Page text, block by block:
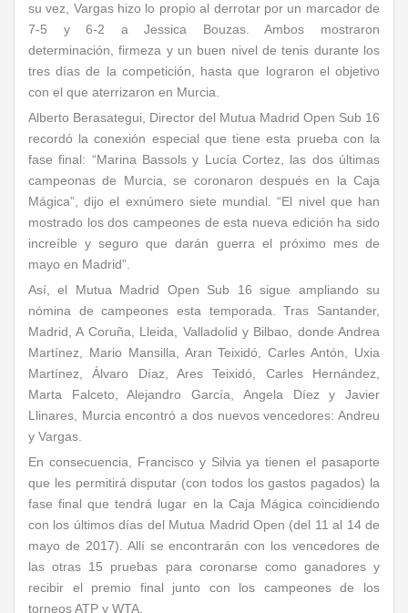
su vez, Vargas hizo lo propio al derrotar por un marcador de
7-5 y 6-2 a Jessica Bouzas. Ambos mostraron
determinación, firmeza y un buen nivel de tenis durante los
tres días de la competición, hasta que lograron el objetivo
con el que aterrizaron en Murcia.
Alberto Berasategui, Director del Mutua Madrid Open Sub 16
recordó la conexión especial que tiene esta prueba con la
fase final: “Marina Bassols y Lucía Cortez, las dos últimas
campeonas de Murcia, se coronaron después en la Caja
Mágica”, dijo el exnúmero siete mundial. “El nivel que han
mostrado los dos campeones de esta nueva edición ha sido
increíble y seguro que darán guerra el próximo mes de
mayo en Madrid”.
Así, el Mutua Madrid Open Sub 16 sigue ampliando su
nómina de campeones esta temporada. Tras Santander,
Madrid, A Coruña, Lleida, Valladolid y Bilbao, donde Andrea
Martínez, Mario Mansilla, Aran Teixidó, Carles Antón, Uxia
Martínez, Álvaro Díaz, Ares Teixidó, Carles Hernández,
Marta Falceto, Alejandro García, Angela Díez y Javier
Llinares, Murcia encontró a dos nuevos vencedores: Andreu
y Vargas.
En consecuencia, Francisco y Silvia ya tienen el pasaporte
que les permitirá disputar (con todos los gastos pagados) la
fase final que tendrá lugar en la Caja Mágica coincidiendo
con los últimos días del Mutua Madrid Open (del 11 al 14 de
mayo de 2017). Allí se encontrarán con los vencedores de
las otras 15 pruebas para coronarse como ganadores y
recibir el premio final junto con los campeones de los
torneos ATP y WTA.